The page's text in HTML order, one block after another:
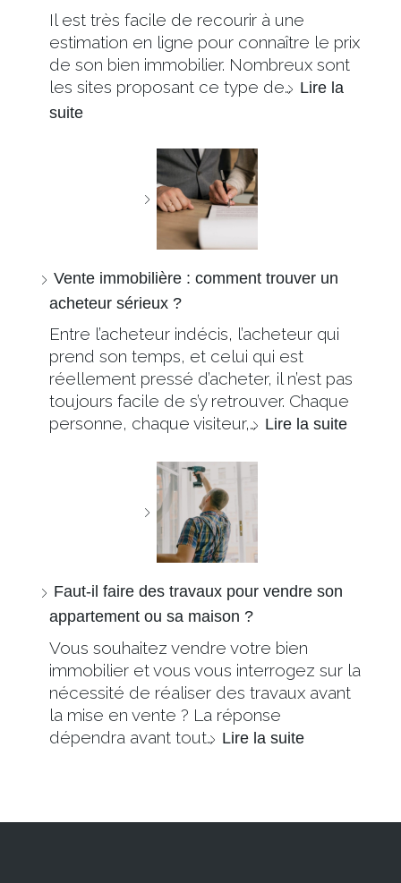
Il est très facile de recourir à une
estimation en ligne pour connaître le prix
de son bien immobilier. Nombreux sont
les sites proposant ce type de… Lire la
suite
Vente immobilière : comment trouver un
acheteur sérieux ?
Entre l’acheteur indécis, l’acheteur qui
prend son temps, et celui qui est
réellement pressé d’acheter, il n’est pas
toujours facile de s’y retrouver. Chaque
personne, chaque visiteur,… Lire la suite
Faut-il faire des travaux pour vendre son
appartement ou sa maison ?
Vous souhaitez vendre votre bien
immobilier et vous vous interrogez sur la
nécessité de réaliser des travaux avant
la mise en vente ? La réponse
dépendra avant tout… Lire la suite